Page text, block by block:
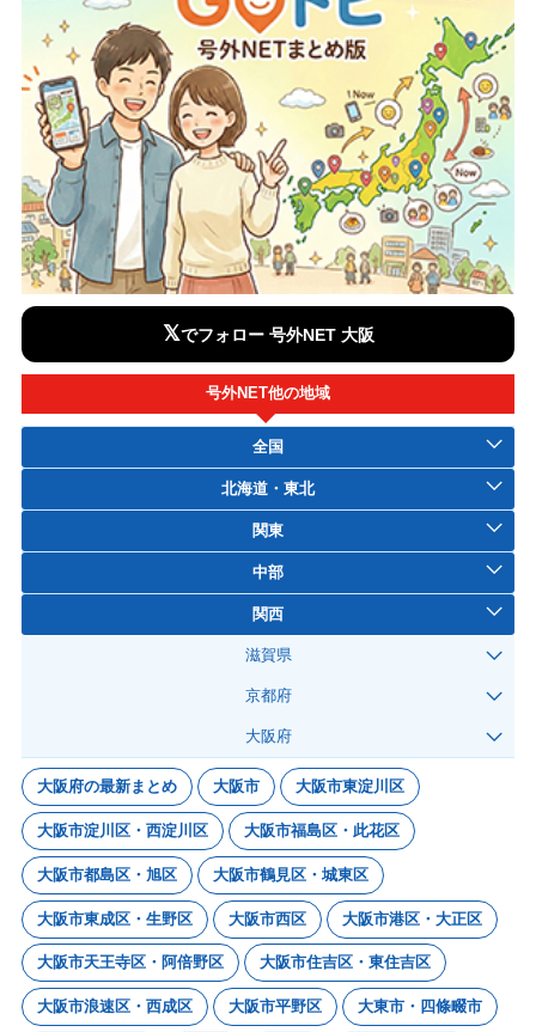
𝕏でフォロー 号外NET 大阪
号外NET他の地域
全国
北海道・東北
関東
中部
関西
滋賀県
京都府
大阪府
大阪府の最新まとめ 大阪市 大阪市東淀川区
大阪市淀川区・西淀川区 大阪市福島区・此花区
大阪市都島区・旭区 大阪市鶴見区・城東区
大阪市東成区・生野区 大阪市西区 大阪市港区・大正区
大阪市天王寺区・阿倍野区 大阪市住吉区・東住吉区
大阪市浪速区・西成区 大阪市平野区 大東市・四條畷市